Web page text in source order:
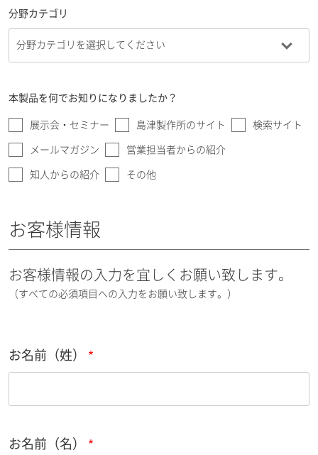
分野カテゴリ
本製品を何でお知りになりましたか？
展示会・セミナー 島津製作所のサイト 検索サイト
メールマガジン 営業担当者からの紹介
知人からの紹介 その他
お客様情報
お客様情報の入力を宜しくお願い致します。
（すべての必須項目への入力をお願い致します。）
お名前（姓）
お名前（名）